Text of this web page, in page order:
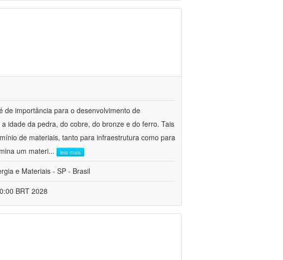
de importância para o desenvolvimento de
idade da pedra, do cobre, do bronze e do ferro. Tais
de materiais, tanto para infraestrutura como para
um materi... leia mais
e Materiais - SP - Brasil
BRT 2028